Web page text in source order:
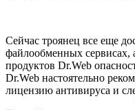
Сейчас троянец все еще
файлообменных сервисах,
продуктов Dr.Web
Dr.Web настоятельно
лицензию антивируса и